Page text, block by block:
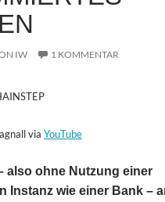
IW 1 KOMMENTAR
via YouTube
also ohne Nutzung einer
Instanz wie einer Bank –